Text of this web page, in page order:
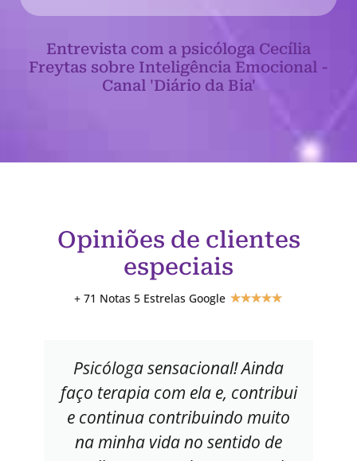
Entrevista com a psicóloga Cecília
Freytas sobre Inteligência Emocional -
Canal 'Diário da Bia'
Opiniões de clientes
especiais
+ 71 Notas 5 Estrelas Google ★★★★★
Psicóloga sensacional! Ainda
faço terapia com ela e, contribui
e continua contribuindo muito
na minha vida no sentido de